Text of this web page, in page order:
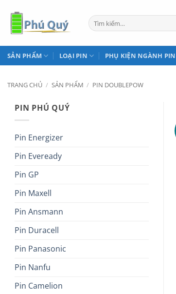
qua
nội
Tìm
kiếm:
SẢN PHẨM LOẠI PIN PHỤ KIỆN NGÀNH PIN
TRANG CHỦ / SẢN PHẨM / PIN DOUBLEPOW
PIN PHÚ QUÝ
Pin Energizer
Pin Eveready
Pin GP
Pin Maxell
Pin Ansmann
Pin Duracell
Pin Panasonic
Pin Nanfu
Pin Camelion